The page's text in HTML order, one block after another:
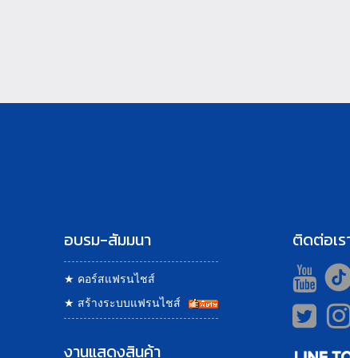
อบรม-สัมมนา
★ คอร์สแฟรนไชส์
★ สร้างระบบแฟรนไชส์
งานแสดงสินค้า
ติดต่อเร